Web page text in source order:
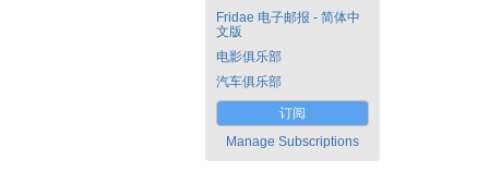
Fridae 电子邮报 - 简体中
文版
电影俱乐部
汽车俱乐部
订阅
Manage Subscriptions